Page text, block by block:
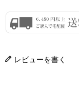
レビューを書く